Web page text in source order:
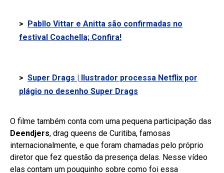
> Pabllo Vittar e Anitta são confirmadas no
festival Coachella; Confira!
> Super Drags | Ilustrador processa Netflix por
plágio no desenho Super Drags
O filme também conta com uma pequena participação das
Deendjers, drag queens de Curitiba, famosas
internacionalmente, e que foram chamadas pelo próprio
diretor que fez questão da presença delas. Nesse vídeo
elas contam um pouquinho sobre como foi essa